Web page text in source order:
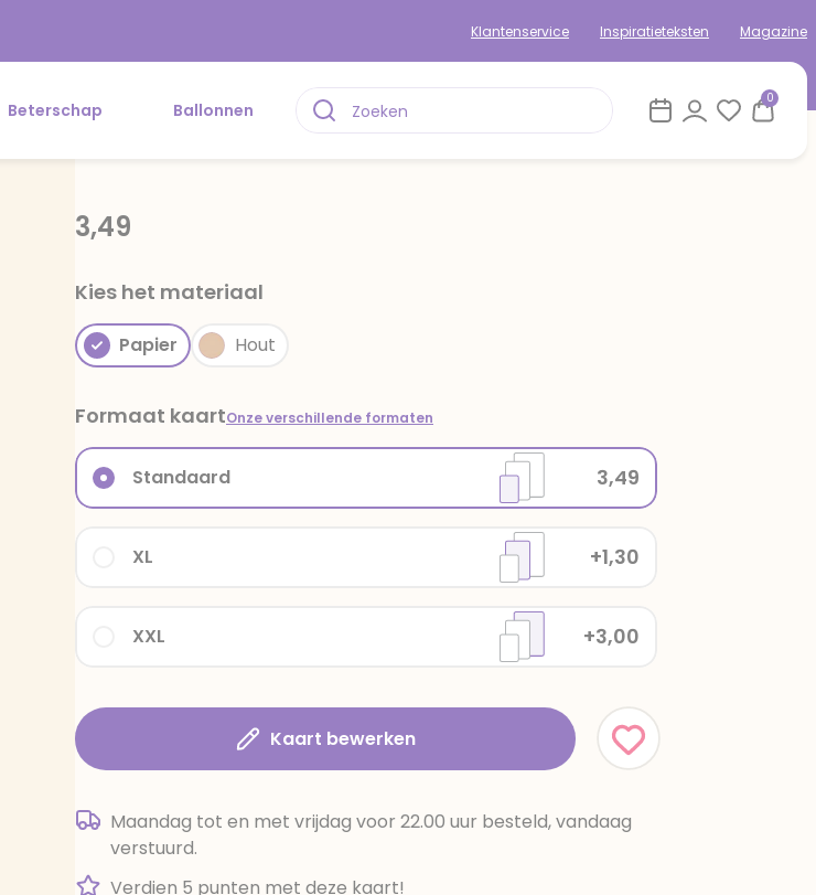
Klantenservice Inspiratieteksten Magazine
Beterschap Ballonnen
0
3,49
Kies het materiaal
Papier Hout
Formaat kaartOnze verschillende formaten
XXL +3,00
XL +1,30
Standaard 3,49
Kaart bewerken
Maandag tot en met vrijdag voor 22.00 uur besteld, vandaag
verstuurd.
Verdien 5 punten met deze kaart!